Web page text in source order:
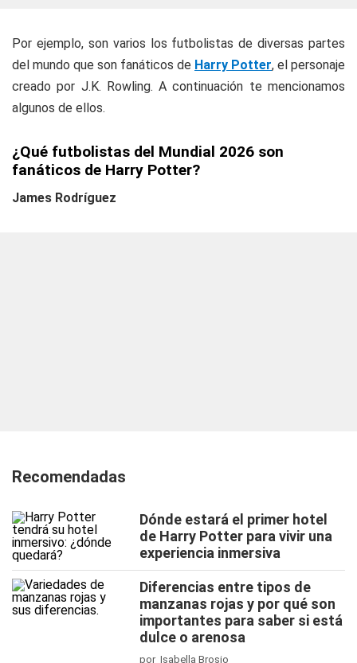
Por ejemplo, son varios los futbolistas de diversas partes
del mundo que son fanáticos de Harry Potter, el personaje
creado por J.K. Rowling. A continuación te mencionamos
algunos de ellos.
¿Qué futbolistas del Mundial 2026 son
fanáticos de Harry Potter?
James Rodríguez
Recomendadas
Dónde estará el primer hotel
de Harry Potter para vivir una
experiencia inmersiva
Diferencias entre tipos de
manzanas rojas y por qué son
importantes para saber si está
dulce o arenosa
por Isabella Brosio